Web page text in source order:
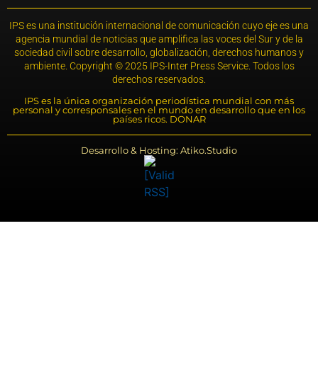
IPS es una institución internacional de comunicación cuyo eje es una
agencia mundial de noticias que amplifica las voces del Sur y de la
sociedad civil sobre desarrollo, globalización, derechos humanos y
ambiente. Copyright © 2025 IPS-Inter Press Service. Todos los
derechos reservados.
IPS es la única organización periodística mundial con más
personal y corresponsales en el mundo en desarrollo que en los
países ricos. DONAR
Desarrollo & Hosting: Atiko.Studio